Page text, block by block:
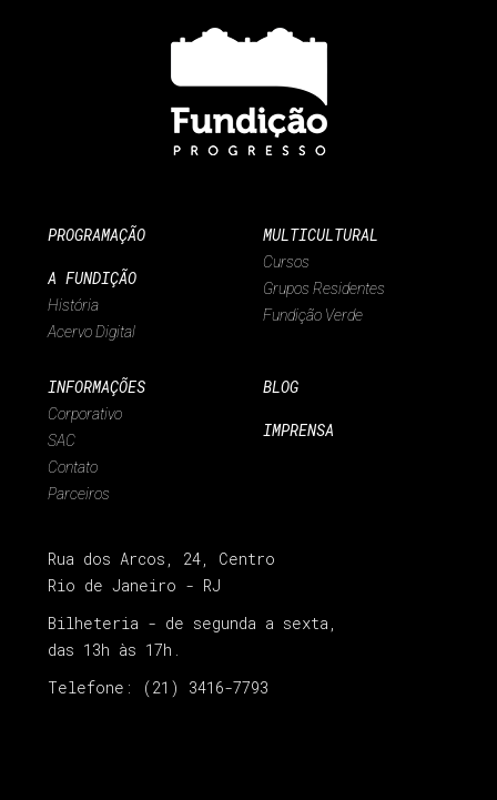
PROGRAMAÇÃO
A FUNDIÇÃO
História
Acervo Digital
MULTICULTURAL
Cursos
Grupos Residentes
Fundição Verde
INFORMAÇÕES
Corporativo
SAC
Contato
Parceiros
BLOG
IMPRENSA
Rua dos Arcos, 24, Centro
Rio de Janeiro - RJ
Bilheteria - de segunda a sexta,
das 13h às 17h.
Telefone: (21) 3416-7793